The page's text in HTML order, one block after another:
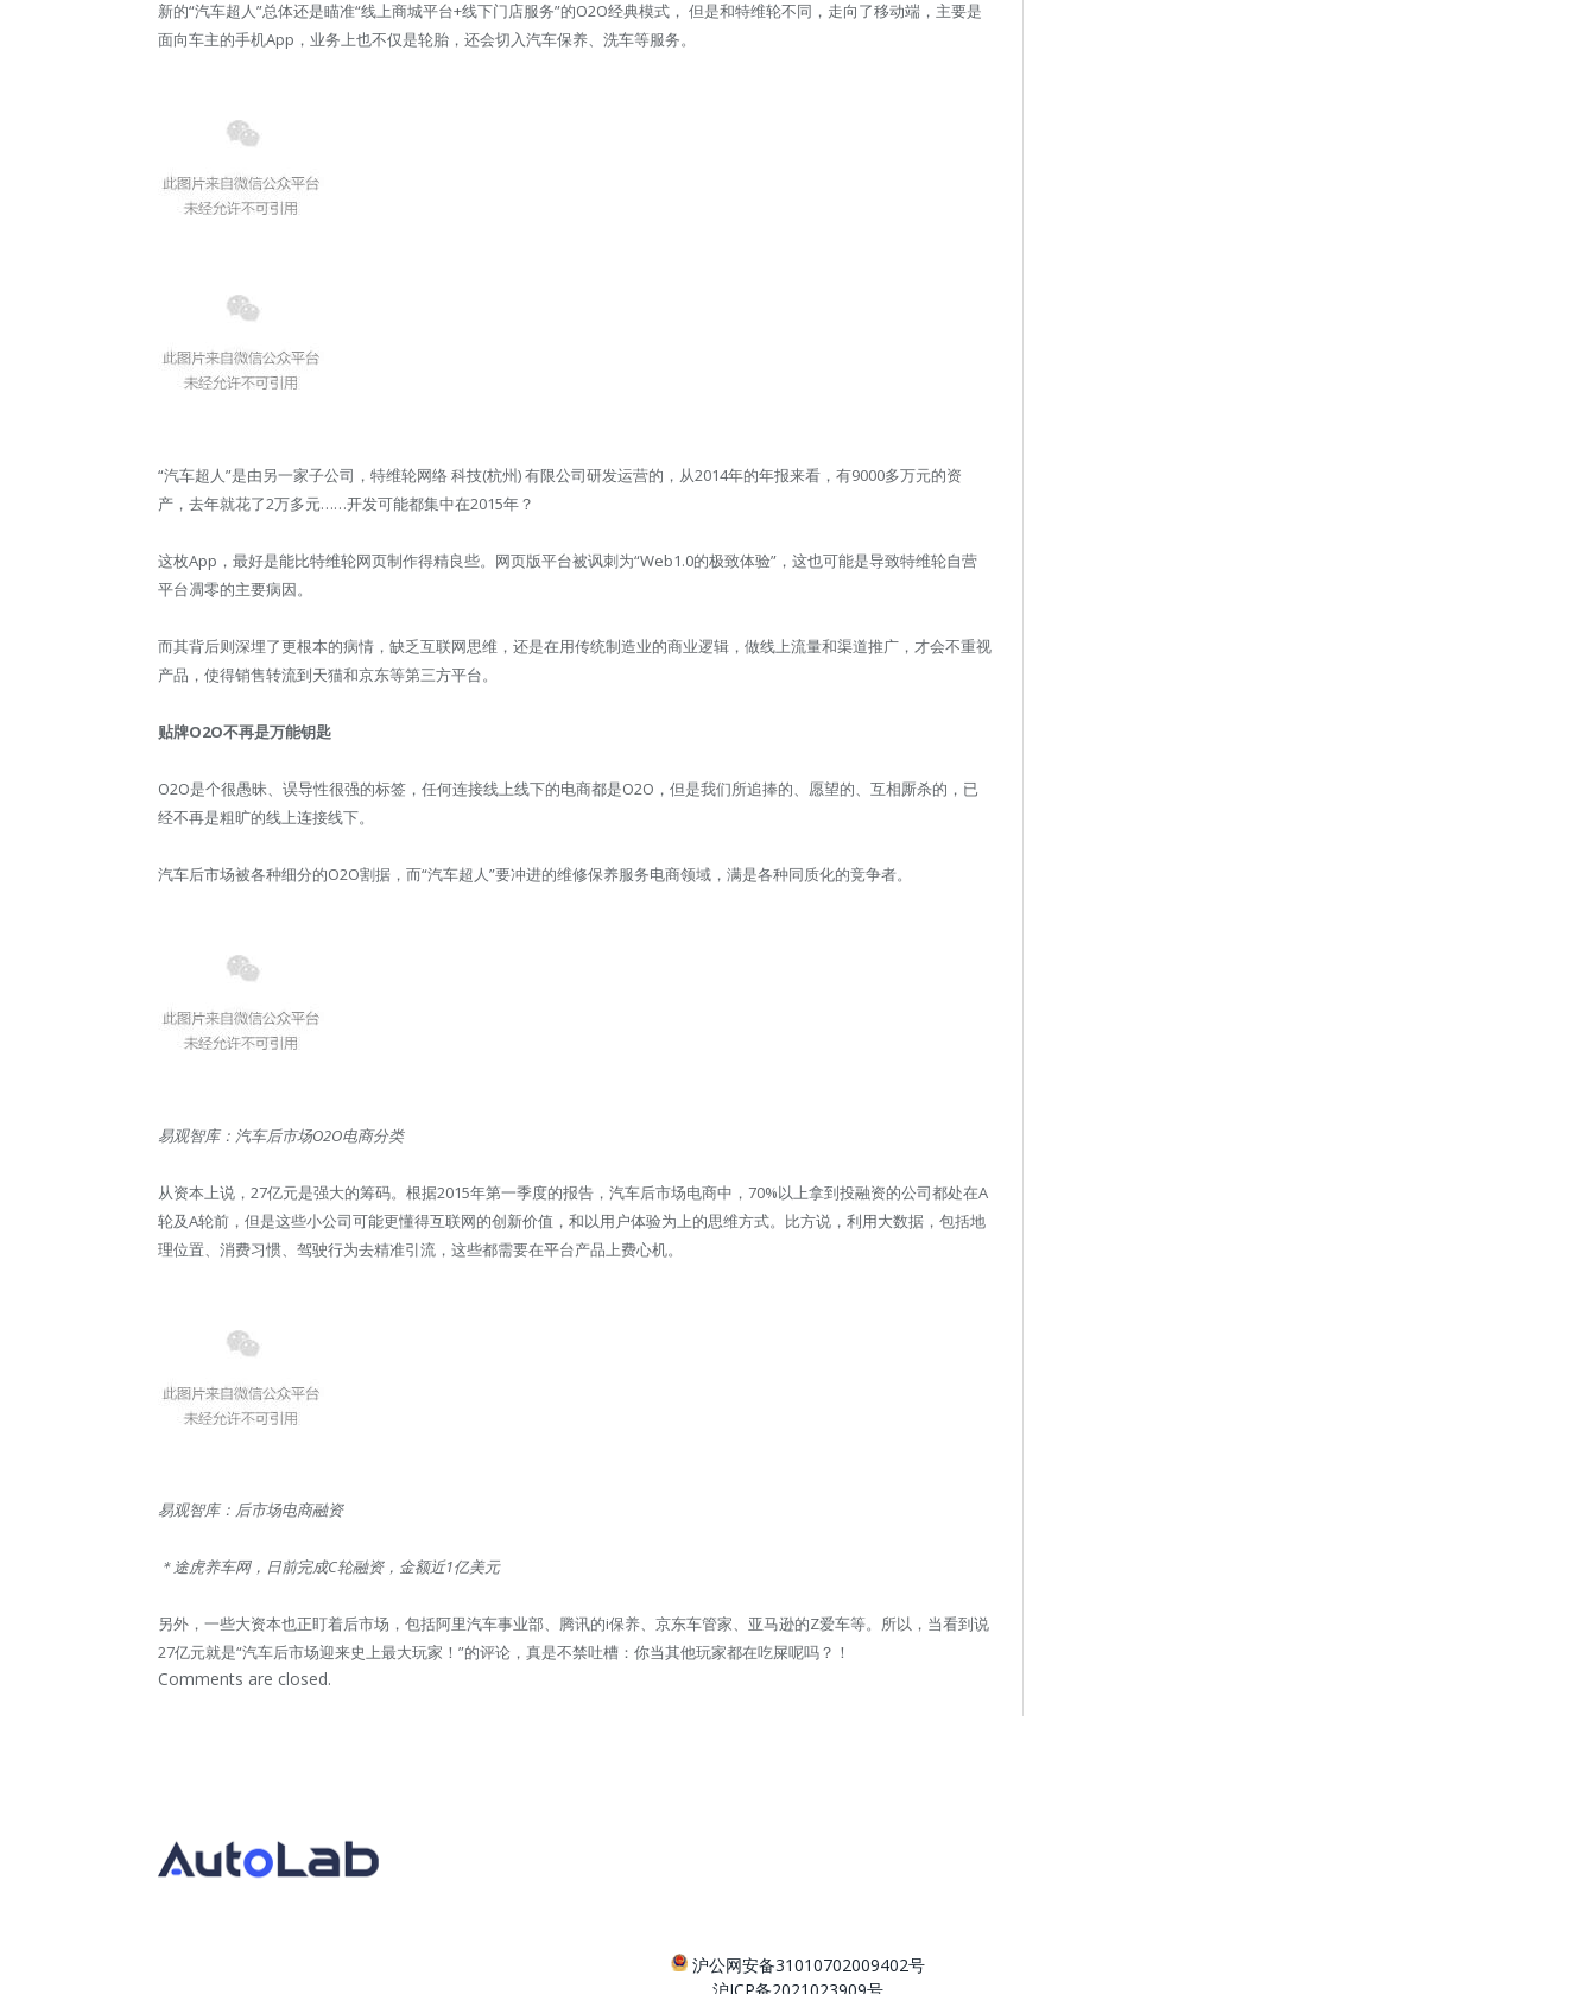
新的“汽车超人”总体还是瞄准“线上商城平台+线下门店服务”的O2O经典模式， 但是和特维轮不同，走向了移动端，主要是
面向车主的手机App，业务上也不仅是轮胎，还会切入汽车保养、洗车等服务。
“汽车超人”是由另一家子公司，特维轮网络 科技(杭州) 有限公司研发运营的，从2014年的年报来看，有9000多万元的资
产，去年就花了2万多元……开发可能都集中在2015年？
这枚App，最好是能比特维轮网页制作得精良些。网页版平台被讽刺为“Web1.0的极致体验”，这也可能是导致特维轮自营
平台凋零的主要病因。
而其背后则深埋了更根本的病情，缺乏互联网思维，还是在用传统制造业的商业逻辑，做线上流量和渠道推广，才会不重视
产品，使得销售转流到天猫和京东等第三方平台。
贴牌O2O不再是万能钥匙
O2O是个很愚昧、误导性很强的标签，任何连接线上线下的电商都是O2O，但是我们所追捧的、愿望的、互相厮杀的，已
经不再是粗旷的线上连接线下。
汽车后市场被各种细分的O2O割据，而“汽车超人”要冲进的维修保养服务电商领域，满是各种同质化的竞争者。
易观智库：汽车后市场O2O电商分类
从资本上说，27亿元是强大的筹码。根据2015年第一季度的报告，汽车后市场电商中，70%以上拿到投融资的公司都处在A
轮及A轮前，但是这些小公司可能更懂得互联网的创新价值，和以用户体验为上的思维方式。比方说，利用大数据，包括地
理位置、消费习惯、驾驶行为去精准引流，这些都需要在平台产品上费心机。
易观智库：后市场电商融资
＊途虎养车网，日前完成C轮融资，金额近1亿美元
另外，一些大资本也正盯着后市场，包括阿里汽车事业部、腾讯的i保养、京东车管家、亚马逊的Z爱车等。所以，当看到说
27亿元就是“汽车后市场迎来史上最大玩家！”的评论，真是不禁吐槽：你当其他玩家都在吃屎呢吗？！
Comments are closed.
沪公网安备31010702009402号